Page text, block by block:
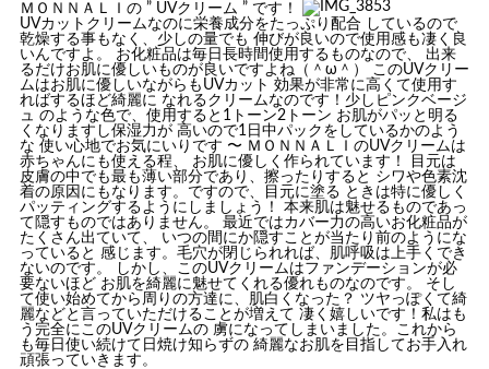
ＭＯＮＮＡＬＩの ” UVクリーム ” です！
UVカットクリームなのに栄養成分をたっぷり配合 しているので
乾燥する事もなく、少しの量でも 伸びが良いので使用感も凄く良
いんですよ。 お化粧品は毎日長時間使用するものなので、 出来
るだけお肌に優しいものが良いですよね（＾ω＾） このUVクリー
ムはお肌に優しいながらもUVカット 効果が非常に高くて使用す
ればするほど綺麗に なれるクリームなのです！少しピンクベージ
ュ のような色で、使用すると1トーン2トーン お肌がパッと明る
くなりますし保湿力が 高いので1日中パックをしているかのよう
な 使い心地でお気にいりです 〜 ＭＯＮＮＡＬＩのUVクリームは
赤ちゃんにも使える程、 お肌に優しく作られています！ 目元は
皮膚の中でも最も薄い部分であり、擦ったりすると シワや色素沈
着の原因にもなります。ですので、目元に塗る ときは特に優しく
パッティングするようにしましょう！ 本来肌は魅せるものであっ
て隠すものではありません。 最近ではカバー力の高いお化粧品が
たくさん出ていて、 いつの間にか隠すことが当たり前のようにな
っていると 感じます。毛穴が閉じられれば、肌呼吸は上手くでき
ないのです。 しかし、このUVクリームはファンデーションが必
要ないほど お肌を綺麗に魅せてくれる優れものなのです。 そし
て使い始めてから周りの方達に、肌白くなった？ ツヤっぽくて綺
麗などと言っていただけることが増えて 凄く嬉しいです！私はも
う完全にこのUVクリームの 虜になってしまいました。これから
も毎日使い続けて日焼け知らずの 綺麗なお肌を目指してお手入れ
頑張っていきます。